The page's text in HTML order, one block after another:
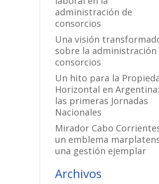
administración de
consorcios
Una visión
sobre la administración
consorcios
Un hito para la
Horizontal en Argentina:
las primeras Jornadas
Nacionales
Mirador Cabo
un emblema
una gestión ejemplar
Archivos